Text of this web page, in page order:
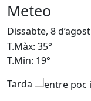
Meteo
Dissabte, 8 d’agost
T.Màx: 35°
T.Min: 19°
Tarda